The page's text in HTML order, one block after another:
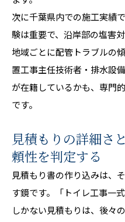
次に千葉県内での施工実績
験は重要で、沿岸部の塩害
地域ごとに配管トラブルの
置工事主任技術者・排水設
が在籍しているかも、専門
です。
見積もりの詳細さ
頼性を判定する
見積もり書の作り込みは、
す鏡です。「トイレ工事一
しかない見積もりは、後々